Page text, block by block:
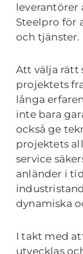
leverantörer
Steelpro för
och tjänster.
Att välja rätt
projektets
långa
inte bara
också ge
projektets
service
anländer i
dynamiska
I takt med
utvecklas